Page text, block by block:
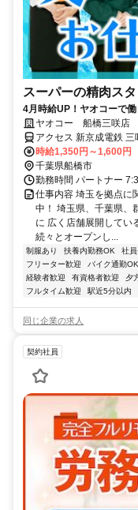
スーパーの精肉ス
4月時給UP！ヤオコーで
◆福利厚生充実
ヤオコー 船橋三咲店
アクセス 新京成電鉄
約13分、新京成電鉄 滝
徒歩1分. 車通勤 OK バ
時給1,350円～1,600円
千葉県船橋市
勤務時間 パートナー
仕事内容 埼玉を拠点に
中！ 埼玉県、千葉県、
に 広く店舗展開してい
続々とオープンし...
制服あり 扶養内勤務OK 社
フリーター歓迎
バイク通勤OK
経験者歓迎
有資格者歓迎 夕
フルタイム歓迎
駅近5分以内
同じ企業の求人
契約社員